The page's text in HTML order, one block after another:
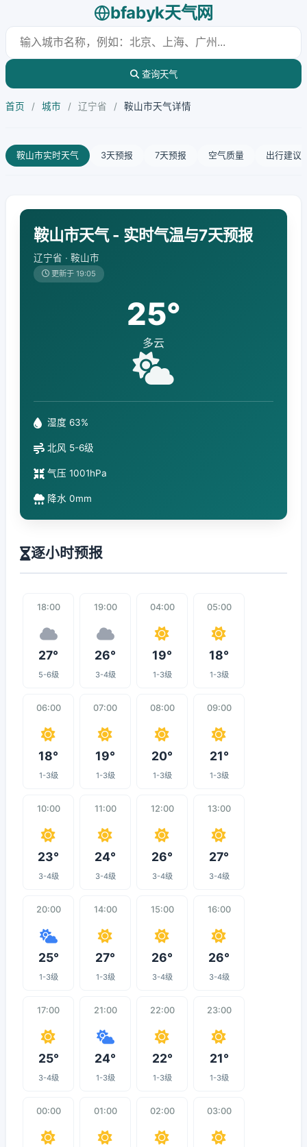
bfabyk天气网
查询天气
首页 / 城市 / 辽宁省 / 鞍山市天气详情
鞍山市实时天气 3天预报 7天预报 空气质量 出行建议
鞍山市天气 - 实时气温与7天预报
辽宁省 · 鞍山市
更新于 19:05
25°
多云
湿度 63%
北风 5-6级
气压 1001hPa
降水 0mm
逐小时预报
18:00
27°
5-6级
19:00
26°
3-4级
04:00
19°
1-3级
05:00
18°
1-3级
06:00
18°
1-3级
07:00
19°
1-3级
08:00
20°
1-3级
09:00
21°
1-3级
10:00
23°
3-4级
11:00
24°
3-4级
12:00
26°
3-4级
13:00
27°
3-4级
20:00
25°
1-3级
14:00
27°
1-3级
15:00
26°
3-4级
16:00
26°
3-4级
17:00
25°
3-4级
21:00
24°
1-3级
22:00
22°
1-3级
23:00
21°
1-3级
00:00 01:00 02:00 03:00